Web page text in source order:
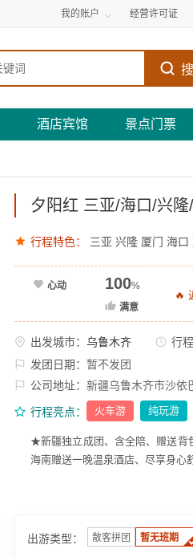
我的账户 经营许可证
酒店宾馆 景点门票
夕阳红 三亚/海口/兴
行程特色： 三亚 兴隆 厦门 海口
心动 100%
满意
🔥
出发城市： 乌鲁木齐 行
发团日期： 暂不发团
公司地址： 新疆乌鲁木齐市沙依
行程亮点： 火车游 纯玩游
★新疆独立成团、含全陪、赠送背
海南赠送一晚温泉酒店、尽享身心
出游类型： 散客拼团 暂无班期